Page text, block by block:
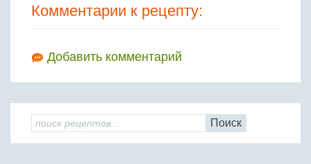
Комментарии к рецепту:
Добавить комментарий
Поиск